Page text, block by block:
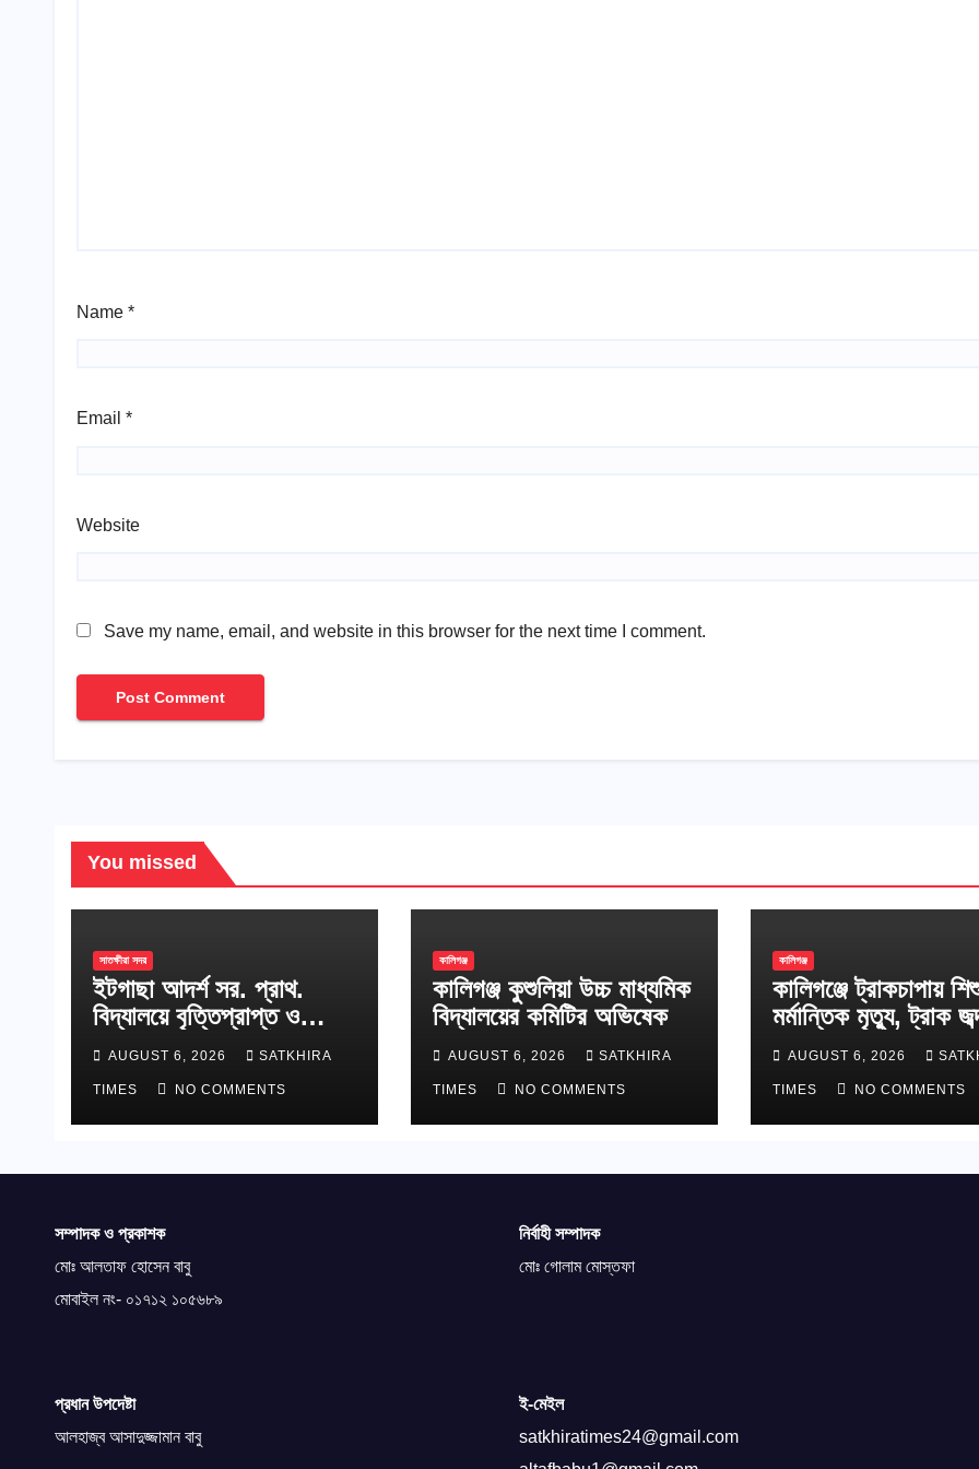
Name *
Email *
Website
Save my name, email, and website in this browser for the next time I comment.
You missed
সাতক্ষীরা সদর
ইটগাছা আদর্শ সর. প্রাথ.
বিদ্যালয়ে বৃত্তিপ্রাপ্ত ও
শাপলা কাব অ্যাওয়ার্ডপ্রাপ্ত
শিক্ষার্থীদের সংবর্ধনা
AUGUST 6, 2026 SATKHIRA
TIMES NO COMMENTS
কালিগঞ্জ
কালিগঞ্জ কুশুলিয়া উচ্চ মাধ্যমিক
বিদ্যালয়ের কমিটির অভিষেক
AUGUST 6, 2026 SATKHIRA
TIMES NO COMMENTS
কালিগঞ্জ
কালিগঞ্জে ট্রাকচাপায়
মর্মান্তিক মৃত্যু, ট্রাক
চালক আটক
AUGUST 6, 2026
TIMES NO COMMENTS
সম্পাদক ও প্রকাশক
মোঃ আলতাফ হোসেন বাবু
মোবাইল নং- ০১৭১২ ১০৫৬৮৯
নির্বাহী সম্পাদক
মোঃ গোলাম মোস্তফা
প্রধান উপদেষ্টা
আলহাজ্ব আসাদুজ্জামান বাবু
ই-মেইল
satkhiratimes24@gmail.com